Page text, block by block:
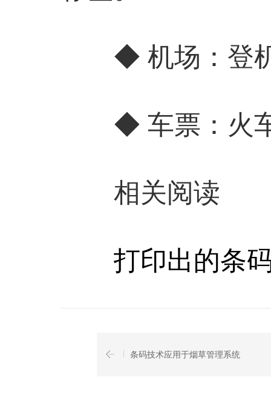
◆ 机场：登机
◆ 车票：火车
相关阅读
打印出的条码
条码技术应用于烟草管理系统